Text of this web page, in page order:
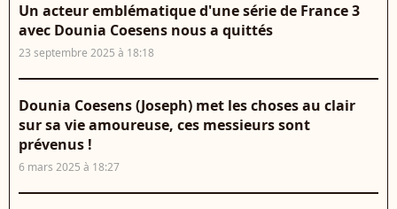
Un acteur emblématique d'une série de France 3
avec Dounia Coesens nous a quittés
23 septembre 2025 à 18:18
Dounia Coesens (Joseph) met les choses au clair
sur sa vie amoureuse, ces messieurs sont
prévenus !
6 mars 2025 à 18:27